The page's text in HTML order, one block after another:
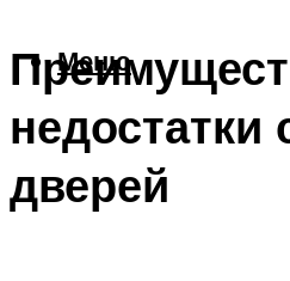
Меню
недостатки
дверей